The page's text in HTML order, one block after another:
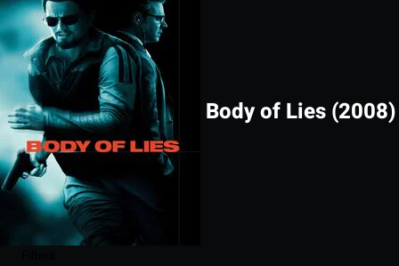
Body of Lies (2008)